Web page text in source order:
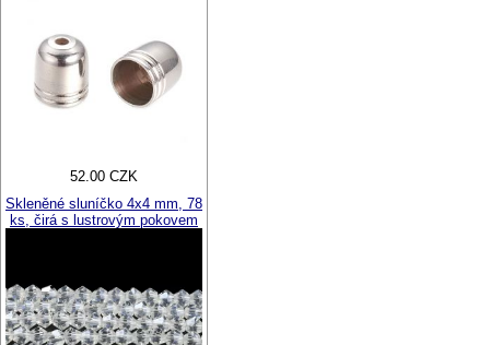
52.00 CZK
Skleněné sluníčko 4x4 mm, 78
ks, čirá s lustrovým pokovem